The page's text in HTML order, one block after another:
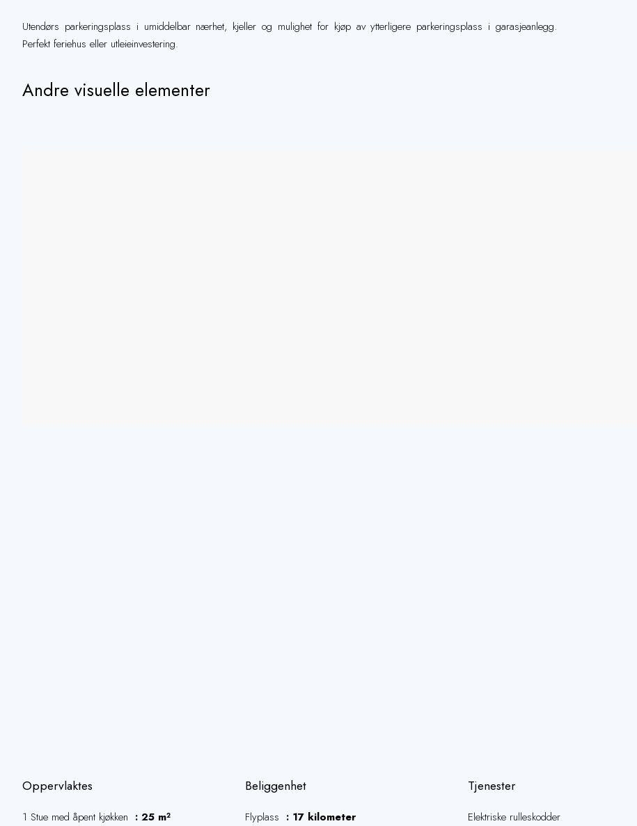
Utendørs parkeringsplass i umiddelbar nærhet, kjeller og mulighet for kjøp av ytterligere parkeringsplass i garasjeanlegg.
Perfekt feriehus eller utleieinvestering.
Andre visuelle elementer
Oppervlaktes
1 Stue med åpent kjøkken
25 m²
Beliggenhet
Flyplass
17 kilometer
Tjenester
Elektriske rulleskodder